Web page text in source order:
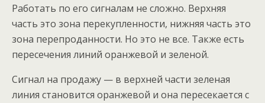
Работать по его сигналам не сложно. Верхняя
часть это зона перекупленности, нижняя часть это
зона перепроданности. Но это не все. Также есть
пересечения линий оранжевой и зеленой.
Сигнал на продажу — в верхней части зеленая
линия становится оранжевой и она пересекается с